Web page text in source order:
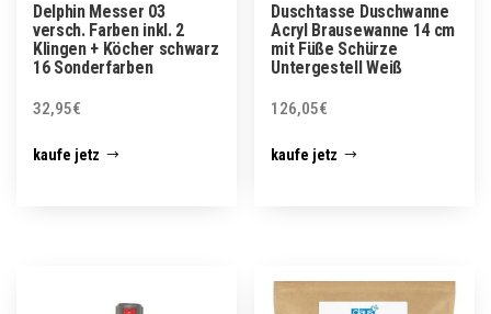
Delphin Messer 03
versch. Farben inkl. 2
Klingen + Köcher schwarz
16 Sonderfarben
32,95€
kaufe jetz
Duschtasse Duschwanne
Acryl Brausewanne 14 cm
mit Füße Schürze
Untergestell Weiß
126,05€
kaufe jetz